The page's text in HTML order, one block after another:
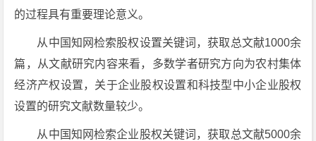
的过程具有重要理论意义。
从中国知网检索股权设置关键词，获取总文献1000余
篇，从文献研究内容来看，多数学者研究方向为农村集体
经济产权设置，关于企业股权设置和科技型中小企业股权
设置的研究文献数量较少。
从中国知网检索企业股权关键词，获取总文献5000余